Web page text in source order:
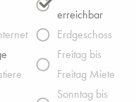
erreichbar
Erdgeschoss
Freitag bis
Freitag Miete
Sonntag bis